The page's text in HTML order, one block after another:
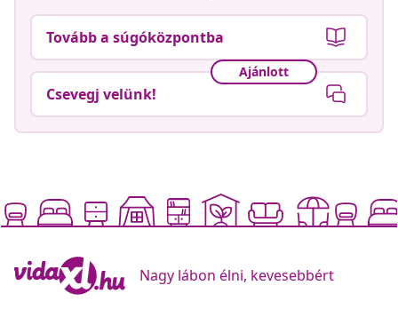
Tovább a súgóközpontba
Ajánlott
Csevegj velünk!
Nagy lábon élni, kevesebbért